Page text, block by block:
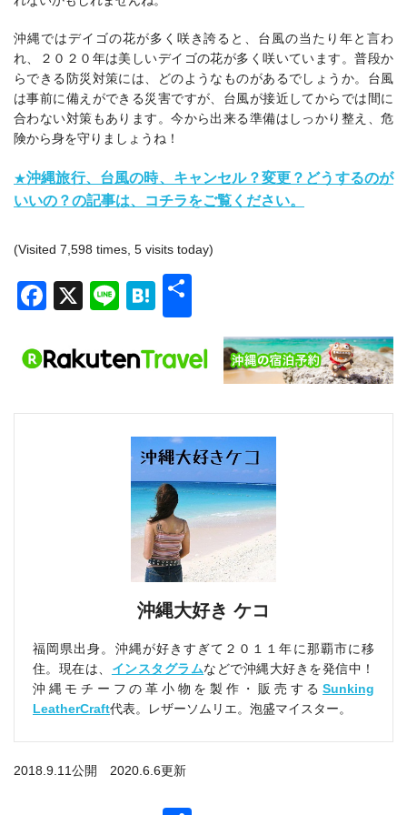
沖縄ではデイゴの花が多く咲き誇ると、台風の当たり年と言わ
れ、２０２０年は美しいデイゴの花が多く咲いています。普段か
らできる防災対策には、どのようなものがあるでしょうか。台風
は事前に備えができる災害ですが、台風が接近してからでは間に
合わない対策もあります。今から出来る準備はしっかり整え、危
険から身を守りましょうね！
★沖縄旅行、台風の時、キャンセル？変更？どうするのが
いいの？の記事は、コチラをご覧ください。
(Visited 7,598 times, 5 visits today)
Facebook
X LineHatena
沖縄大好き ケコ
福岡県出身。沖縄が好きすぎて２０１１年に那覇市に移
住。現在は、 インスタグラムなどで沖縄大好きを発信中！
沖縄モチーフの革小物を製作・販売する Sunking
LeatherCraft代表。レザーソムリエ。泡盛マイスター。
2018.9.11公開 2020.6.6更新